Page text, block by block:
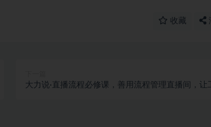
收藏
大力说·直播流程必修课，善用流程管理直播间，让